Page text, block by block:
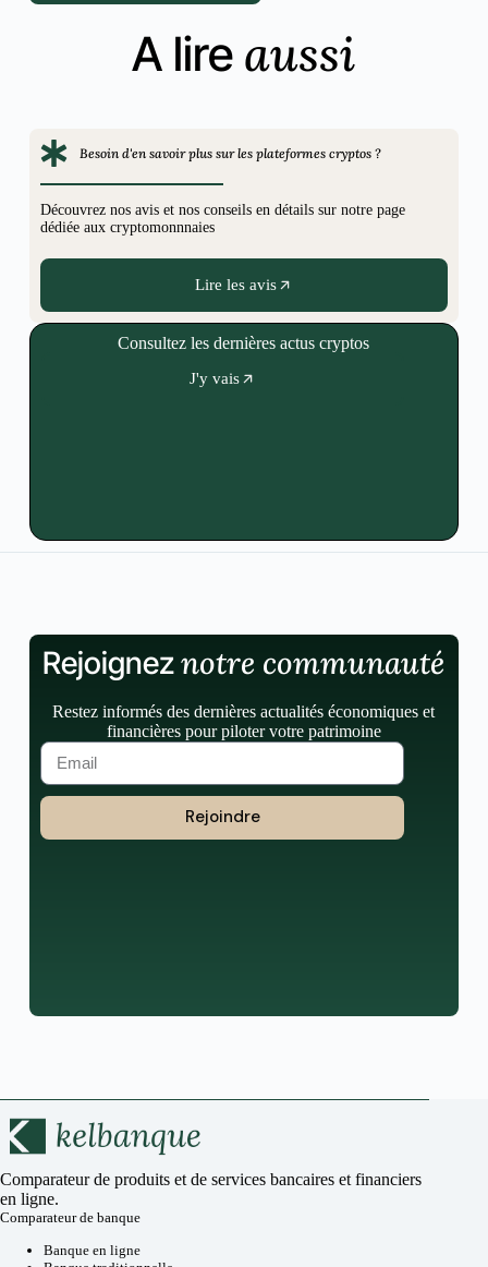
A lire aussi
Besoin d'en savoir plus sur les plateformes cryptos ?
Découvrez nos avis et nos conseils en détails sur notre page
dédiée aux cryptomonnnaies
Lire les avis
Consultez les dernières actus cryptos
J'y vais
Rejoigneznotre communauté
Restez informés des dernières actualités économiques et
financières pour piloter votre patrimoine
Rejoindre
Comparateur de produits et de services bancaires et financiers
en ligne.
Comparateur de banque
Banque en ligne